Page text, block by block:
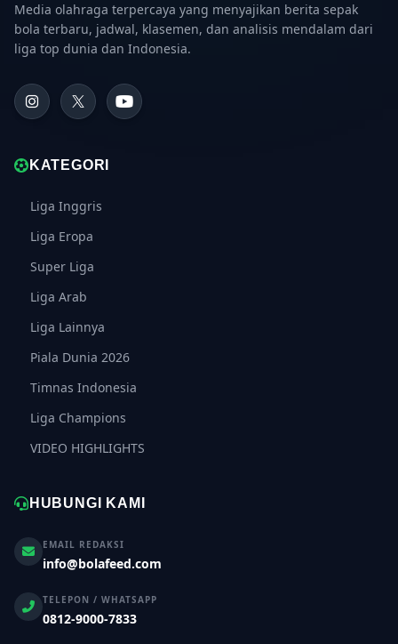
Media olahraga terpercaya yang menyajikan berita sepak
bola terbaru, jadwal, klasemen, dan analisis mendalam dari
liga top dunia dan Indonesia.
KATEGORI
Liga Inggris
Liga Eropa
Super Liga
Liga Arab
Liga Lainnya
Piala Dunia 2026
Timnas Indonesia
Liga Champions
VIDEO HIGHLIGHTS
HUBUNGI KAMI
EMAIL REDAKSI
info@bolafeed.com
TELEPON / WHATSAPP
0812-9000-7833